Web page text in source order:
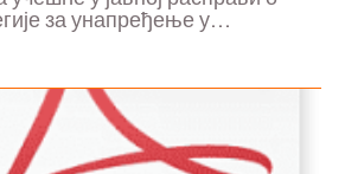
за унапређење у...